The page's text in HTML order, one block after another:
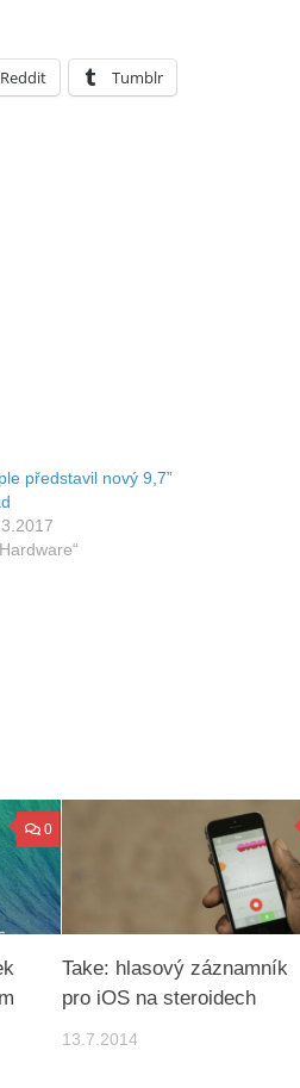
Reddit Tumblr
představil nový 9,7”
0
Take: hlasový záznamník
pro iOS na steroidech
13.7.2014